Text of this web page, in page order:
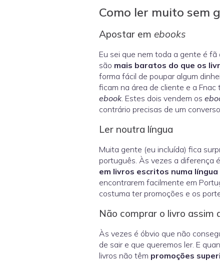
Como ler muito sem
Apostar em ebooks
Eu sei que nem toda a gente é fã
são mais baratos do que os
forma fácil de poupar algum
ficam na área de cliente e a Fnac
ebook. Estes dois vendem os
contrário precisas de um
Ler noutra língua
Muita gente (eu incluída) fica
português. Às vezes a diferença
em livros escritos numa
encontrarem facilmente em
costuma ter promoções e os
Não comprar o livro assim
Às vezes é óbvio que não
de sair e que queremos ler. E
livros não têm promoções